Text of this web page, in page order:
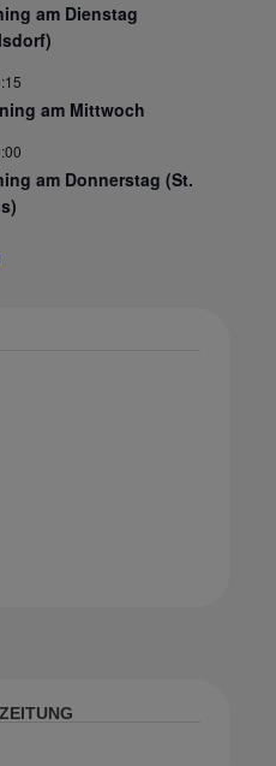
am Dienstag
am Mittwoch
am Donnerstag (St.